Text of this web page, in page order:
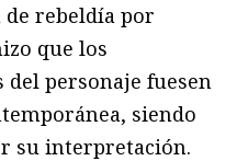
rebeldía por
que los
personaje fuesen
siendo
su interpretación.